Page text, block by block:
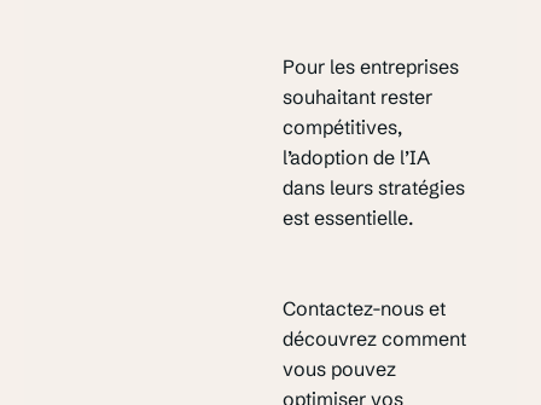
Pour les entreprises
souhaitant rester
compétitives,
l’adoption de l’IA
dans leurs stratégies
est essentielle.
Contactez-nous et
découvrez comment
vous pouvez
optimiser vos